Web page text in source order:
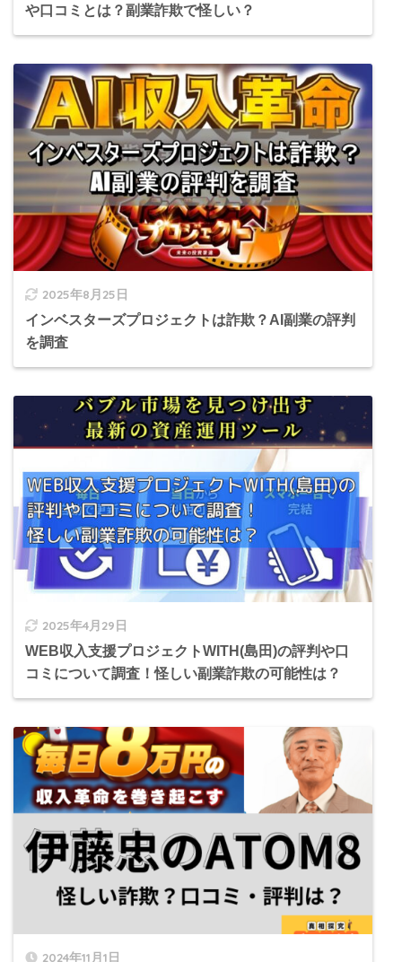
や口コミとは？副業詐欺で怪しい？
2025年8月25日
インベスターズプロジェクトは詐欺？AI副業の評判
を調査
2025年4月29日
WEB収入支援プロジェクトWITH(島田)の評判や口
コミについて調査！怪しい副業詐欺の可能性は？
2024年11月1日